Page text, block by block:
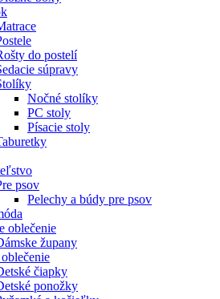
do postelí
súpravy
Nočné stolíky
PC stoly
Písacie stoly
psov
Pelechy a búdy pre psov
oblečenie
župany
čiapky
ponožky